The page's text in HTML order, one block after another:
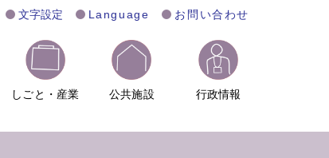
文字設定 Language お問い合わせ
しごと・産業 公共施設 行政情報